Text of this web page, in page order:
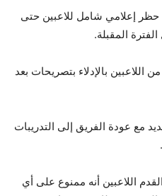
حظر إعلامي شامل للاعبين حتى
المقبلة.
اللاعبين بالإدلاء بتصريحات بعد
مع عودة الفريق إلى التدريبات
اللاعبين أنه ممنوع على أي